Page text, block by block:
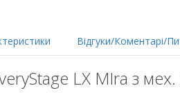
Відгуки/Коментарі/
LX MIra з